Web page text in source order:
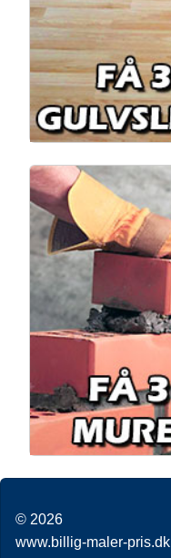
© 2026
www.billig-maler-pris.dk